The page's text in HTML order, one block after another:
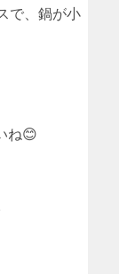
で、鍋が小
ね😊